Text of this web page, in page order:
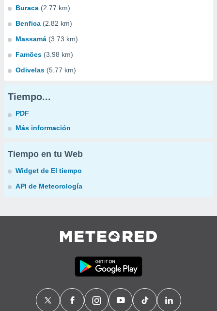
Buraca (2.77 km)
Benfica (2.82 km)
Massamá (3.73 km)
Famões (3.98 km)
Odivelas (5.77 km)
Tiempo...
PDF
Más información
Tiempo en tu Web
Widget de El tiempo
API de Meteorología